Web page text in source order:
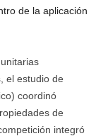
de la aplicación
el estudio de
coordinó
de
integró